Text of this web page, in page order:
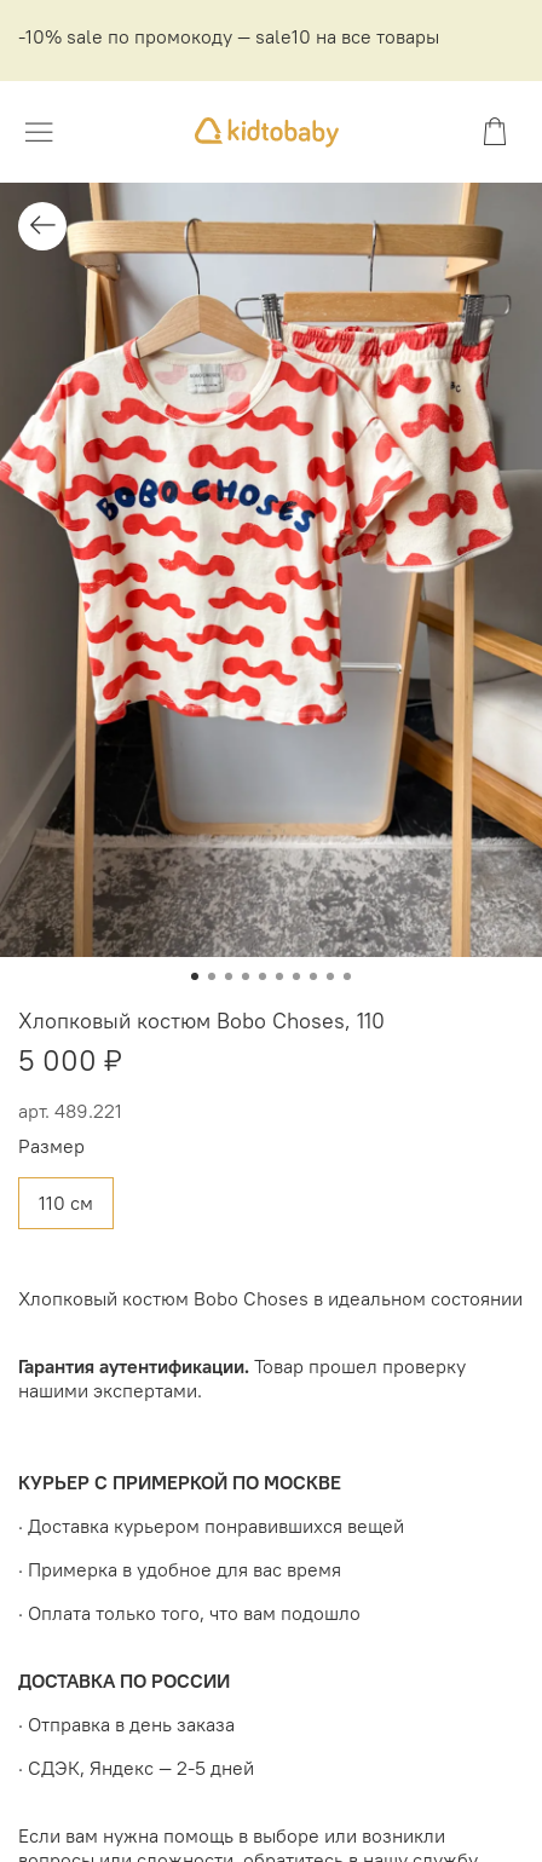
-10% sale по промокоду — sale10 на все товары
арт. 489.221
Хлопковый костюм Bobo Choses, 110
5 000 ₽
Размер
110 см
Хлопковый костюм Bobo Choses в идеальном состоянии
Гарантия аутентификации. Товар прошел проверку
нашими экспертами.
КУРЬЕР С ПРИМЕРКОЙ ПО МОСКВЕ
· Доставка курьером понравившихся вещей
· Примерка в удобное для вас время
· Оплата только того, что вам подошло
ДОСТАВКА ПО РОССИИ
· Отправка в день заказа
· СДЭК, Яндекс — 2-5 дней
Если вам нужна помощь в выборе или возникли